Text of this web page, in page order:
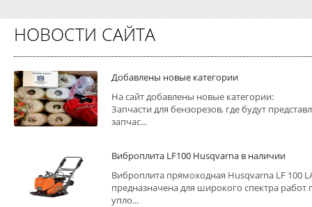
НОВОСТИ САЙТА
Добавлены новые категории
На сайт добавлены новые категории:
Запчасти для бензорезов, где будут
запчас...
Виброплита LF100 Husqvarna в наличии
Виброплита прямоходная Husqvarna LF 100
предназначена для широкого спектра работ
упло...